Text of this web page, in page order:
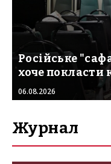
Російське
хоче покласти
06.08.2026
Журнал